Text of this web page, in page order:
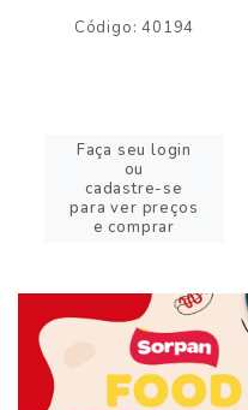
Código: 40194
Faça seu login
ou
cadastre-se
para ver preços
e comprar